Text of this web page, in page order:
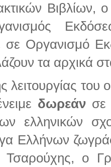
Βιβλίων,
σε Οργανισμό
τα αρχικά
λειτουργίας
δωρεάν
ελληνικών
Ελλήνων
Τσαρούχης, ο